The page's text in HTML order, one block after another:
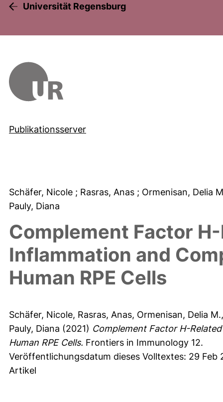
Universität Regensburg
Publikationsserver
Schäfer, Nicole ; Rasras, Anas ; Ormenisan, Delia
Pauly, Diana
Complement Factor
Inflammation and
Human RPE Cells
Schäfer, Nicole, Rasras, Anas, Ormenisan, Delia M.
Pauly, Diana (2021) Complement Factor H-
Human RPE Cells. Frontiers in Immunology 12.
Veröffentlichungsdatum dieses Volltextes: 29 Feb
Artikel